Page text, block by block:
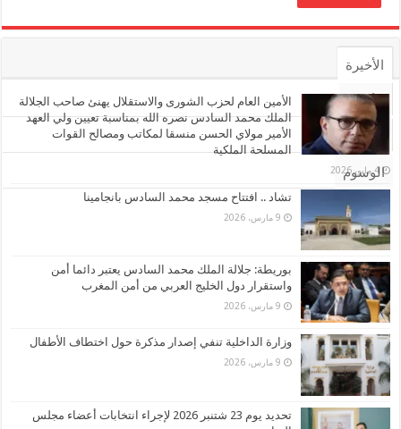
الأخيرة
الأشهر
تعليقات
الوسوم
الأمين العام لحزب الشورى والاستقلال يهنئ صاحب الجلالة
الملك محمد السادس نصره الله بمناسبة تعيين ولي العهد
الأمير مولاي الحسن منسقا لمكاتب ومصالح القوات
المسلحة الملكية
4 مايو، 2026
تشاد .. افتتاح مسجد محمد السادس بانجامينا
9 مارس، 2026
بوريطة: جلالة الملك محمد السادس يعتبر دائما أمن
واستقرار دول الخليج العربي من أمن المغرب
9 مارس، 2026
وزارة الداخلية تنفي إصدار مذكرة حول اختطاف الأطفال
9 مارس، 2026
تحديد يوم 23 شتنبر 2026 لإجراء انتخابات أعضاء مجلس